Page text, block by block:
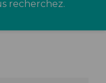
recherchez.